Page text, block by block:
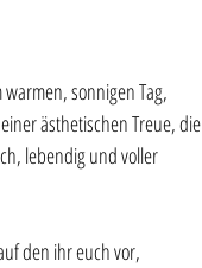
sonnigen Tag,
ästhetischen Treue, die
lebendig und voller
den ihr euch vor,